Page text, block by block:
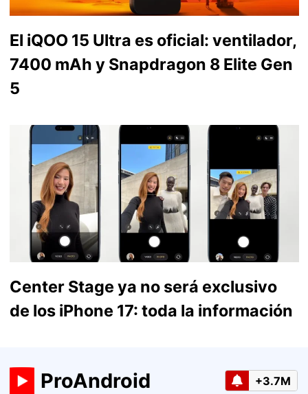
El iQOO 15 Ultra es oficial: ventilador,
7400 mAh y Snapdragon 8 Elite Gen
5
Center Stage ya no será exclusivo
de los iPhone 17: toda la información
ProAndroid +3.7M